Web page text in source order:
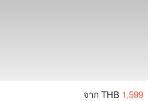
จาก THB 1,599